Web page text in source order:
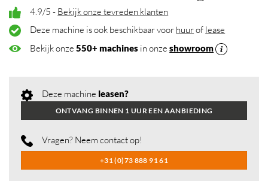
4.9/5 - Bekijk onze tevreden klanten
Deze machine is ook beschikbaar voor huurof lease
Bekijk onze550+ machines in onzeshowroom
Deze machine leasen?
ONTVANG BINNEN 1 UUR EEN AANBIEDING
Vragen? Neem contact op!
+31 (0)73 888 91 61